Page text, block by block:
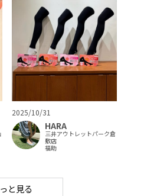
2025/10/31
HARA
三井アウトレットパーク倉
敷店
福助
と見る